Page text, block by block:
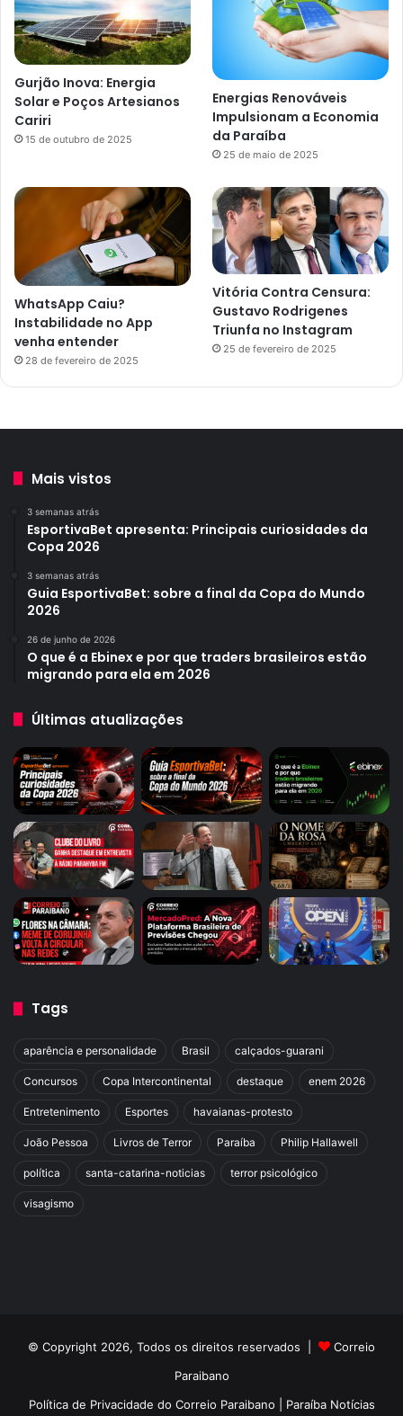
Gurjão Inova: Energia
Solar e Poços Artesianos
Cariri
15 de outubro de 2025
Energias Renováveis
Impulsionam a Economia
da Paraíba
25 de maio de 2025
WhatsApp Caiu?
Instabilidade no App
venha entender
28 de fevereiro de 2025
Vitória Contra Censura:
Gustavo Rodrigenes
Triunfa no Instagram
25 de fevereiro de 2025
Mais vistos
3 semanas atrás
EsportivaBet apresenta: Principais curiosidades da
Copa 2026
3 semanas atrás
Guia EsportivaBet: sobre a final da Copa do Mundo
2026
26 de junho de 2026
O que é a Ebinex e por que traders brasileiros estão
migrando para ela em 2026
Últimas atualizações
Tags
aparência e personalidade Brasil calçados-guarani
Concursos Copa Intercontinental destaque enem 2026
Entretenimento Esportes havaianas-protesto
João Pessoa Livros de Terror Paraíba Philip Hallawell
política santa-catarina-noticias terror psicológico
visagismo
© Copyright 2026, Todos os direitos reservados |
Correio
Paraibano
Política de Privacidade do Correio Paraibano | Paraíba Notícias